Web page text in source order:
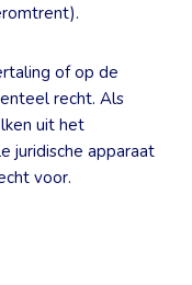
of op de
recht. Als
uit het
juridische apparaat
voor.